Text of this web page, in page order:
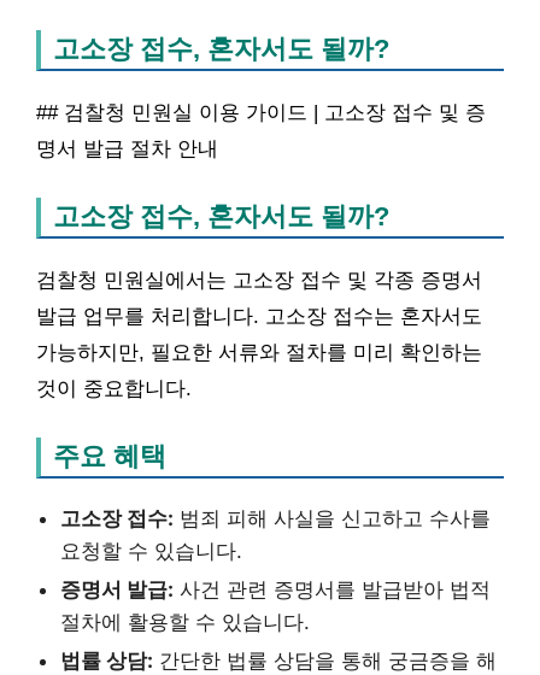
고소장 접수, 혼자서도 될까?
## 검찰청 민원실 이용 가이드 | 고소장 접수 및 증
명서 발급 절차 안내
고소장 접수, 혼자서도 될까?
검찰청 민원실에서는 고소장 접수 및 각종 증명서
발급 업무를 처리합니다. 고소장 접수는 혼자서도
가능하지만, 필요한 서류와 절차를 미리 확인하는
것이 중요합니다.
주요 혜택
고소장 접수: 범죄 피해 사실을 신고하고 수사를
요청할 수 있습니다.
증명서 발급: 사건 관련 증명서를 발급받아 법적
절차에 활용할 수 있습니다.
법률 상담: 간단한 법률 상담을 통해 궁금증을 해